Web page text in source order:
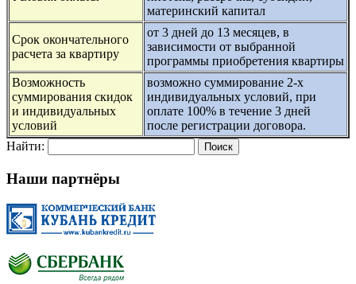
материнский капитал
Срок окончательного
расчета за квартиру
от 3 дней до 13 месяцев, в
зависимости от выбранной
программы приобретения квартиры
Возможность
суммирования скидок
и индивидуальных
условий
возможно суммирование 2-х
индивидуальных условий, при
оплате 100% в течение 3 дней
после регистрации договора.
Найти:
Наши партнёры